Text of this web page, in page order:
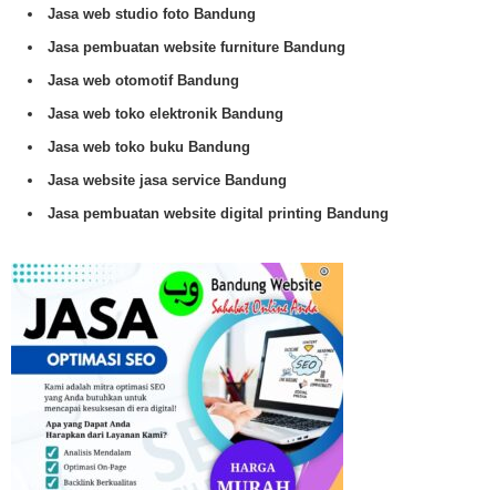
Jasa web studio foto Bandung
Jasa pembuatan website furniture Bandung
Jasa web otomotif Bandung
Jasa web toko elektronik Bandung
Jasa web toko buku Bandung
Jasa website jasa service Bandung
Jasa pembuatan website digital printing Bandung